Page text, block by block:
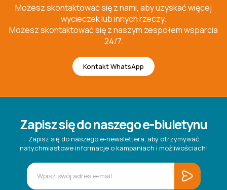
Możesz skontaktować się z nami, aby uzyskać więcej
wycieczek lub innych rzeczy.
Możesz skontaktować się z naszym zespołem wsparcia
24/7.
Kontakt WhatsApp
Zapisz się do naszego e-biuletynu
Zapisz się do naszego e-newslettera, aby otrzymywać
natychmiastowe informacje o kampaniach i możliwościach!